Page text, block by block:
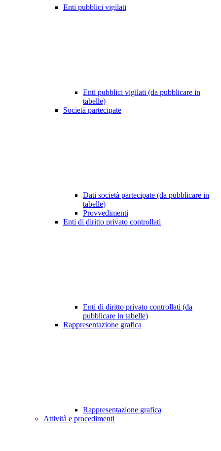
Enti pubblici vigilati
Enti pubblici vigilati (da pubblicare in
tabelle)
Società partecipate
Dati società partecipate (da pubblicare in
tabelle)
Provvedimenti
Enti di diritto privato controllati
Enti di diritto privato controllati (da
pubblicare in tabelle)
Rappresentazione grafica
Rappresentazione grafica
Attività e procedimenti